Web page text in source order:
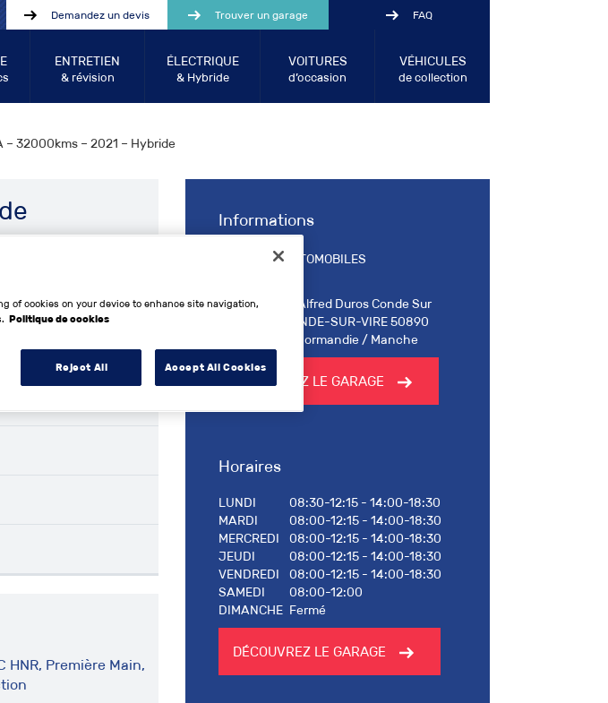
Demandez un devis Trouver un garage FAQ
ENTRETIEN
& révision
ÉLECTRIQUE
& Hybride
VOITURES
d’occasion
VÉHICULES
de collection
– 32000kms – 2021 – Hybride
HNR, Première Main,
Informations
CSV AUTOMOBILES
30 Rue Alfred Duros Conde Sur
Vire, CONDE-SUR-VIRE 50890
Basse-Normandie / Manche
CONTACTEZ LE GARAGE
Horaires
LUNDI
08:30-12:15 - 14:00-18:30
MARDI
08:00-12:15 - 14:00-18:30
MERCREDI
08:00-12:15 - 14:00-18:30
JEUDI
08:00-12:15 - 14:00-18:30
VENDREDI
08:00-12:15 - 14:00-18:30
SAMEDI
08:00-12:00
DIMANCHE Fermé
DÉCOUVREZ LE GARAGE
of cookies on your device to enhance site navigation,
Politique de cookies
Reject All Accept All Cookies